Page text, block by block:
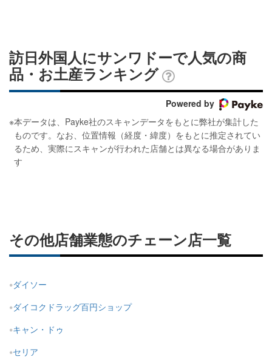
訪日外国人にサンワドーで人気の商
品・お土産ランキング
Powered by
※本データは、Payke社のスキャンデータをもとに弊社が集計した
ものです。なお、位置情報（経度・緯度）をもとに推定されてい
るため、実際にスキャンが行われた店舗とは異なる場合がありま
す
その他店舗業態のチェーン店一覧
ダイソー
ダイコクドラッグ百円ショップ
キャン・ドゥ
セリア